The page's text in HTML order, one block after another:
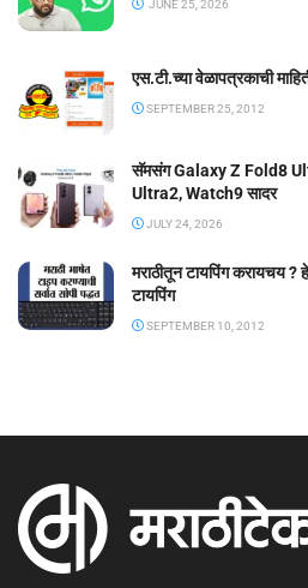
JUNE 25, 2026
एस.टी.च्या वेळापत्रकाची
SEPTEMBER 25, 2012
सॅमसंग Galaxy Z Fold8
Ultra2, Watch9 सादर
JULY 24, 2026
मराठीतून टायपिंग करायचय ?
टायपिंग
SEPTEMBER 10, 2012